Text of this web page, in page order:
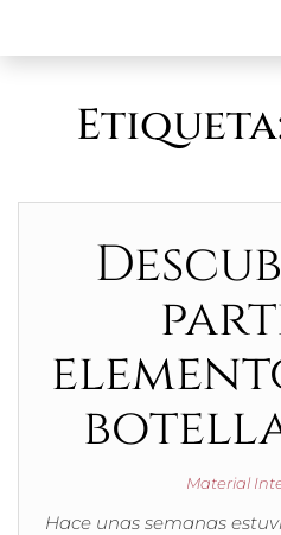
Material
Hace unas semanas